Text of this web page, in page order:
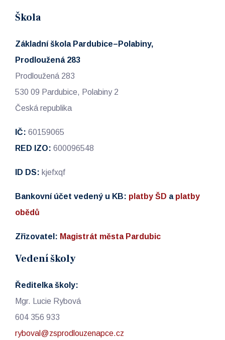
Škola
Základní škola Pardubice–Polabiny,
Prodloužená 283
Prodloužená 283
530 09 Pardubice, Polabiny 2
Česká republika
IČ: 60159065
RED IZO: 600096548
ID DS: kjefxqf
Bankovní účet vedený u KB: platby ŠD a platby
obědů
Zřizovatel: Magistrát města Pardubic
Vedení školy
Ředitelka školy:
Mgr. Lucie Rybová
604 356 933
ryboval@zsprodlouzenapce.cz